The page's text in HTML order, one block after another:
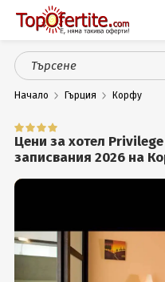
Оферти
СПА
Планина
Празници
Турция
Начало Гърция Корфу
Цени за хотел
записвания 2026 на